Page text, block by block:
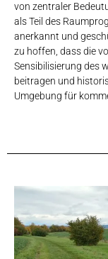
von zentraler
als Teil des
anerkannt und
zu hoffen, dass die
Sensibilisierung des
beitragen und
Umgebung für